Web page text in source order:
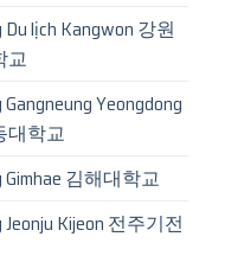
Du lịch Kangwon 강원
교
Gangneung Yeongdong
대학교
Gimhae 김해대학교
Jeonju Kijeon 전주기전